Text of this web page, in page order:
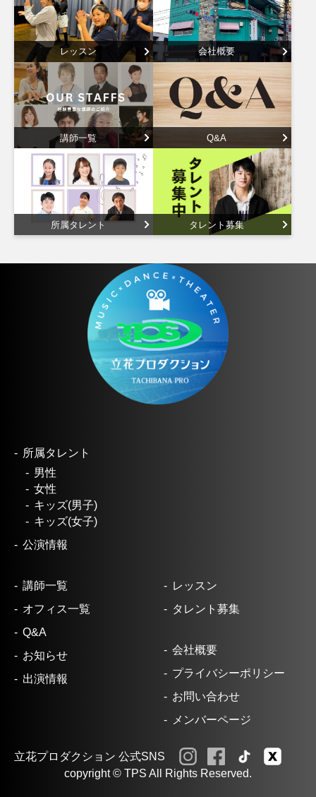
レッスン 会社概要
講師一覧 Q&A
所属タレント タレント募集
所属タレント
男性
女性
キッズ(男子)
キッズ(女子)
公演情報
講師一覧
オフィス一覧
Q&A
お知らせ
出演情報
レッスン
タレント募集
会社概要
プライバシーポリシー
お問い合わせ
メンバーページ
立花プロダクション 公式SNS
copyright © TPS All Rights Reserved.